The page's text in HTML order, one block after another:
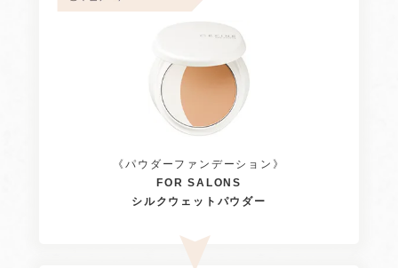
《パウダーファンデーション》
FOR SALONS
シルクウェットパウダー